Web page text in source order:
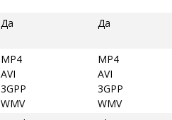
Да Да
MP4
AVI
3GPP
WMV
MP4
AVI
3GPP
WMV